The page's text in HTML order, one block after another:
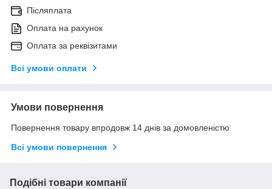
Післяплата
Оплата на рахунок
Оплата за реквізитами
Всі умови оплати
Умови повернення
Повернення товару впродовж 14 днів за домовленістю
Всі умови повернення
Подібні товари компанії